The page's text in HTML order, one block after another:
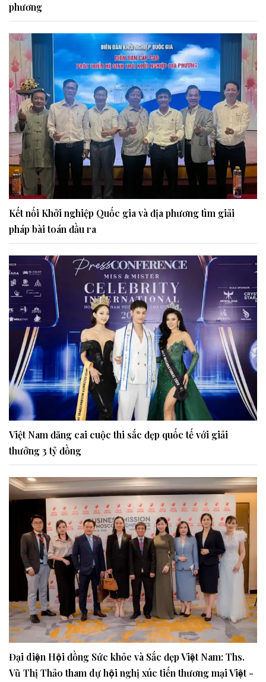
phương
Kết nối Khởi nghiệp Quốc gia và địa phương tìm giải
pháp bài toán đầu ra
Việt Nam đăng cai cuộc thi sắc đẹp quốc tế với giải
thưởng 3 tỷ đồng
Đại diện Hội đồng Sức khỏe và Sắc đẹp Việt Nam: Ths.
Vũ Thị Thảo tham dự hội nghị xúc tiến thương mại Việt -